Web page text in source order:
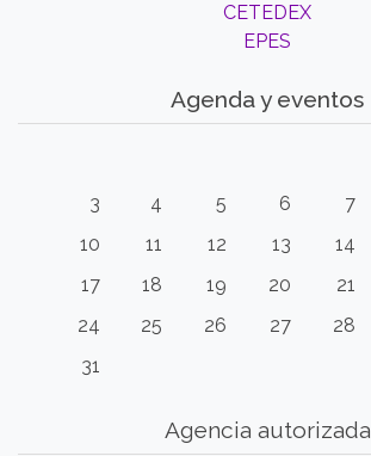
CETEDEX
EPES
Agenda y eventos
3
4 5 6 7
10
11 12 13 14
17
18 19 20 21
24
25 26 27 28
31
Agencia autorizada